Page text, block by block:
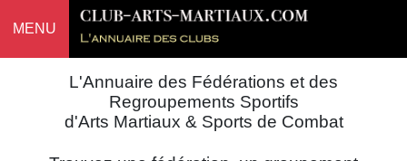
MENU
L'Annuaire des Fédérations et des
Regroupements Sportifs
d'Arts Martiaux & Sports de Combat